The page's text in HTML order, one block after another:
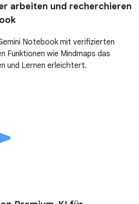
arbeiten und recherchieren
Notebook mit verifizierten
Funktionen wie Mindmaps das
und Lernen erleichtert.